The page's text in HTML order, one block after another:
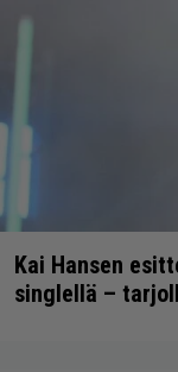
Kai Hansen
singlellä –